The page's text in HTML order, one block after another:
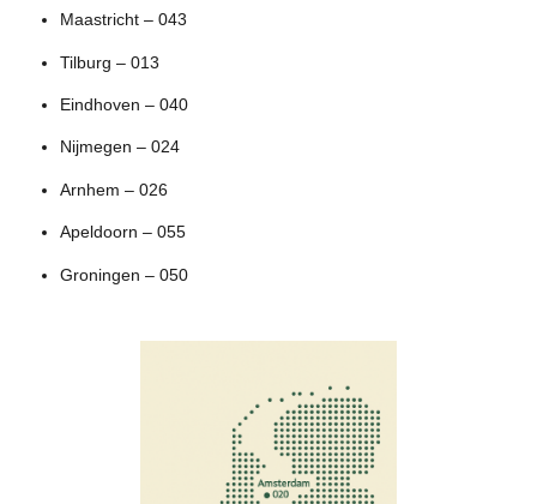
Maastricht – 043
Tilburg – 013
Eindhoven – 040
Nijmegen – 024
Arnhem – 026
Apeldoorn – 055
Groningen – 050